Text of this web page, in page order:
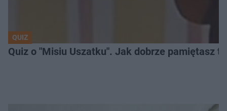
QUIZ
Quiz o "Misiu Uszatku". Jak dobrze pamiętasz